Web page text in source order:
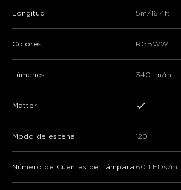
Longitud 5m/16.4ft
Colores RGBWW
Lúmenes 340 lm/m
Matter
Modo de escena 120
Número de Cuentas de Lámpara 60 LEDs/m